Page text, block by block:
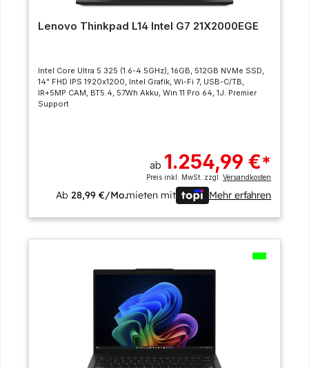
Lenovo Thinkpad L14 Intel G7 21X2000EGE
Intel Core Ultra 5 325 (1.6-4.5GHz), 16GB, 512GB NVMe SSD,
14" FHD IPS 1920x1200, Intel Grafik, Wi-Fi 7, USB-C/TB,
IR+5MP CAM, BT5.4, 57Wh Akku, Win 11 Pro 64, 1J. Premier
Support
ab 1.254,99 €*
Preis inkl. MwSt. zzgl.Versandkosten
Ab28,99 €/Mo.mieten mit Mehr erfahren